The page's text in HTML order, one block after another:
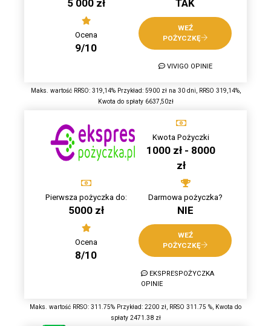
5 000 zł TAK
Ocena
9/10
WEŹ
POŻYCZKĘ
VIVIGO OPINIE
Maks. wartość RRSO: 319,14% Przykład: 5900 zł na 30 dni, RRSO 319,14%,
Kwota do spłaty 6637,50zł
Kwota Pożyczki
1000 zł - 8000
zł
Pierwsza pożyczka do:
5000 zł
Darmowa pożyczka?
NIE
Ocena
8/10
WEŹ
POŻYCZKĘ
EKSPRESPOŻYCZKA
OPINIE
Maks. wartość RRSO: 311.75% Przykład: 2200 zł, RRSO 311.75 %, Kwota do
spłaty 2471.38 zł